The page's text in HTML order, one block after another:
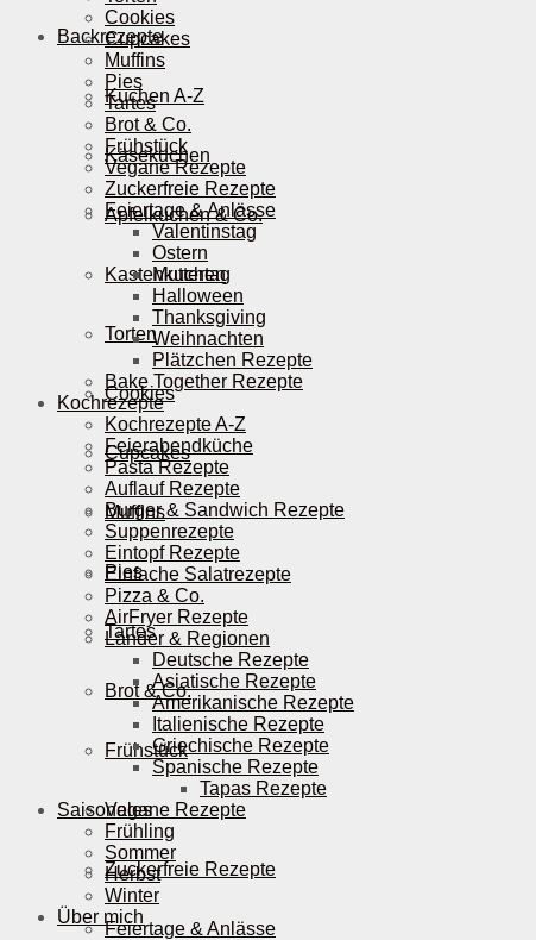
Backrezepte
Kuchen A-Z
Käsekuchen
Apfelkuchen & Co.
Kastenkuchen
Torten
Cookies
Cupcakes
Muffins
Pies
Tartes
Brot & Co.
Frühstück
Vegane Rezepte
Zuckerfreie Rezepte
Feiertage & Anlässe
Cookies
Cupcakes
Muffins
Pies
Tartes
Brot & Co.
Frühstück
Vegane Rezepte
Zuckerfreie Rezepte
Feiertage & Anlässe
Valentinstag
Ostern
Muttertag
Halloween
Thanksgiving
Weihnachten
Plätzchen Rezepte
Bake Together Rezepte
Kochrezepte
Kochrezepte A-Z
Feierabendküche
Pasta Rezepte
Auflauf Rezepte
Burger & Sandwich Rezepte
Suppenrezepte
Eintopf Rezepte
Einfache Salatrezepte
Pizza & Co.
AirFryer Rezepte
Länder & Regionen
Deutsche Rezepte
Asiatische Rezepte
Amerikanische Rezepte
Italienische Rezepte
Griechische Rezepte
Spanische Rezepte
Tapas Rezepte
Saisonales
Frühling
Sommer
Herbst
Winter
Über mich